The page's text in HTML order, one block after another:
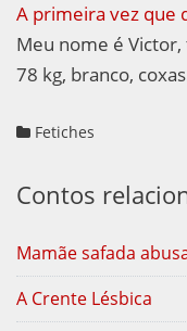
A primeira vez que
Meu nome é
78 kg, branco,
Fetiches
Contos
Mamãe safada
A Crente Lésbica